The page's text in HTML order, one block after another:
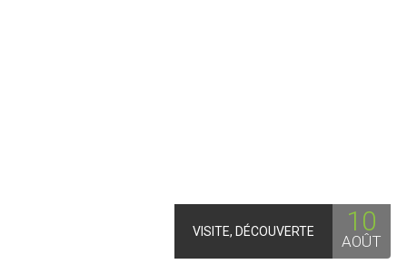
VISITE, DÉCOUVERTE 10
AOÛT